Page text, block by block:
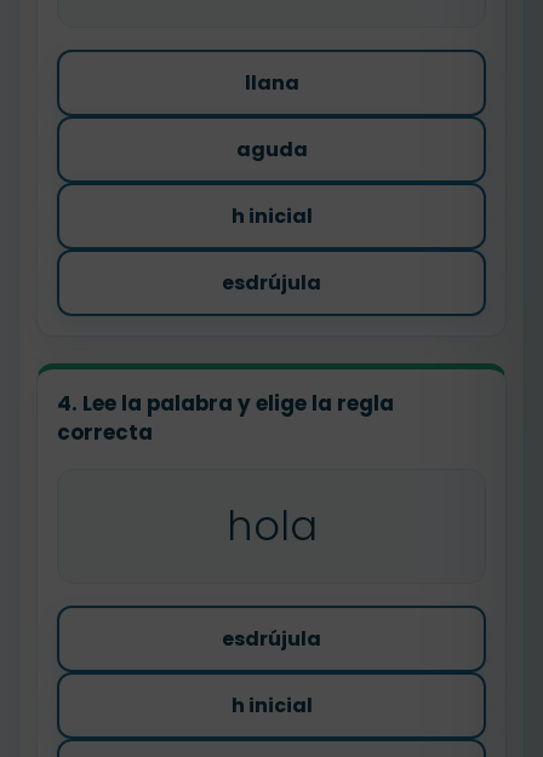
llana
aguda
h inicial
esdrújula
4. Lee la palabra y elige la regla
correcta
hola
esdrújula
h inicial